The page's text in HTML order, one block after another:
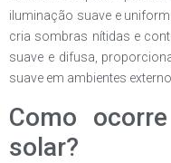
iluminação suave e
cria sombras nítidas e
suave e difusa,
suave em ambientes
Como
solar?